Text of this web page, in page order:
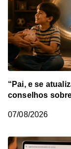
“Pai, e se
conselhos
07/08/2026